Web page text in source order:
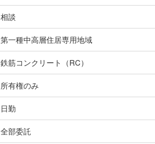
相談
第一種中高層住居専用地域
鉄筋コンクリート（RC）
所有権のみ
日勤
全部委託